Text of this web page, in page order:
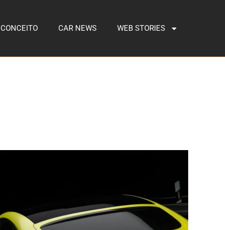
CONCEITO CAR NEWS WEB STORIES